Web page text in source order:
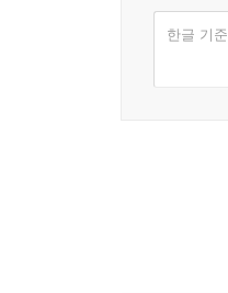
한글 기